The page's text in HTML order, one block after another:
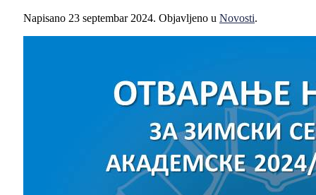
Napisano 23 septembar 2024. Objavljeno u Novosti.